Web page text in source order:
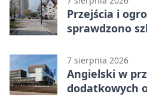
Przejścia i
sprawdzono
7 sierpnia 2026
Angielski w
dodatkowych